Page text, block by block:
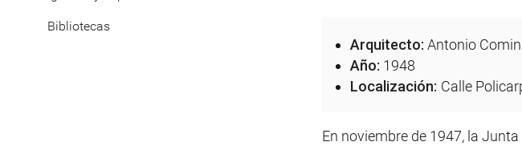
Arquitecto: Antonio
Año: 1948
Localización: Calle
En noviembre de 1947, la
Bibliotecas